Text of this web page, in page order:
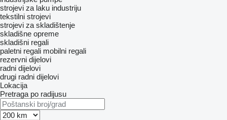
strojevi za laku industriju
tekstilni strojevi
strojevi za skladištenje
skladišne opreme
skladišni regali
paletni regali mobilni regali
rezervni dijelovi
radni dijelovi
drugi radni dijelovi
Lokacija
Pretraga po radijusu